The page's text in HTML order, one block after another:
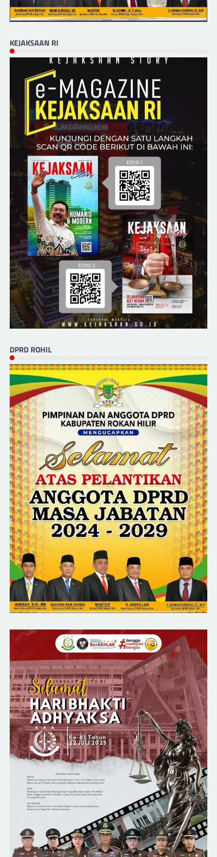
KEJAKSAAN RI
DPRD ROHIL